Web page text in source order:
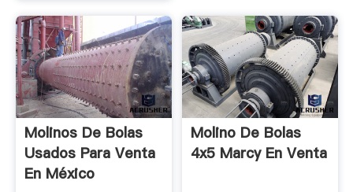
Molinos De Bolas
Usados Para Venta
En México
Molino De Bolas
4x5 Marcy En Venta